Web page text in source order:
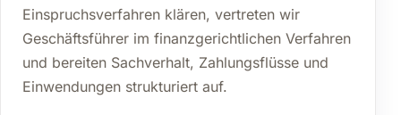
Einspruchsverfahren klären, vertreten wir
Geschäftsführer im finanzgerichtlichen Verfahren
und bereiten Sachverhalt, Zahlungsflüsse und
Einwendungen strukturiert auf.